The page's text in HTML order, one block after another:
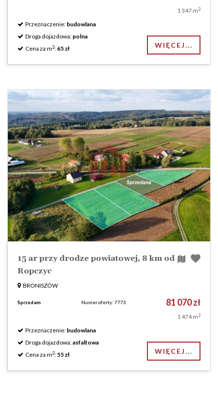
1 347 m2
Przeznaczenie: budowlana
Droga dojazdowa: polna
Cena za m2: 65 zł WIĘCEJ...
15 ar przy drodze powiatowej, 8 km od
Ropczyc
BRONISZÓW
Sprzedam Numer oferty: 7773 81 070 zł
1 474 m2
Przeznaczenie: budowlana
Droga dojazdowa:asfaltowa
Cena za m2: 55 zł WIĘCEJ...